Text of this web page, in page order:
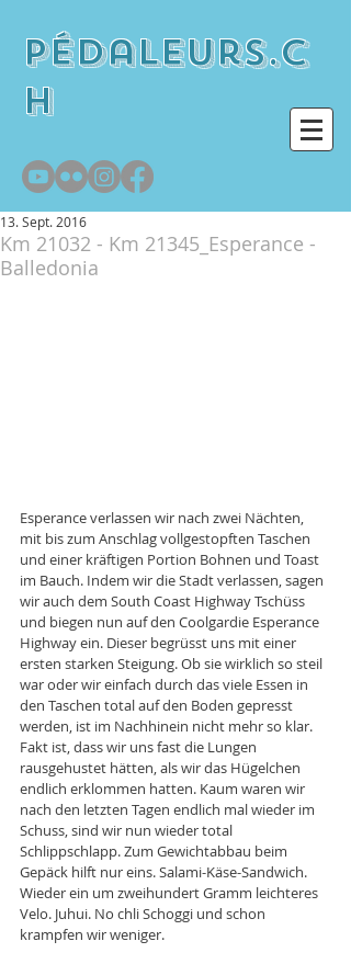
pédaleurs.c
h
Km 21032 - Km 21345_Esperance -
Balledonia
13. Sept. 2016
Esperance verlassen wir nach zwei Nächten,
mit bis zum Anschlag vollgestopften Taschen
und einer kräftigen Portion Bohnen und Toast
im Bauch. Indem wir die Stadt verlassen, sagen
wir auch dem South Coast Highway Tschüss
und biegen nun auf den Coolgardie Esperance
Highway ein. Dieser begrüsst uns mit einer
ersten starken Steigung. Ob sie wirklich so steil
war oder wir einfach durch das viele Essen in
den Taschen total auf den Boden gepresst
werden, ist im Nachhinein nicht mehr so klar.
Fakt ist, dass wir uns fast die Lungen
rausgehustet hätten, als wir das Hügelchen
endlich erklommen hatten. Kaum waren wir
nach den letzten Tagen endlich mal wieder im
Schuss, sind wir nun wieder total
Schlippschlapp. Zum Gewichtabbau beim
Gepäck hilft nur eins. Salami-Käse-Sandwich.
Wieder ein um zweihundert Gramm leichteres
Velo. Juhui. No chli Schoggi und schon
krampfen wir weniger.